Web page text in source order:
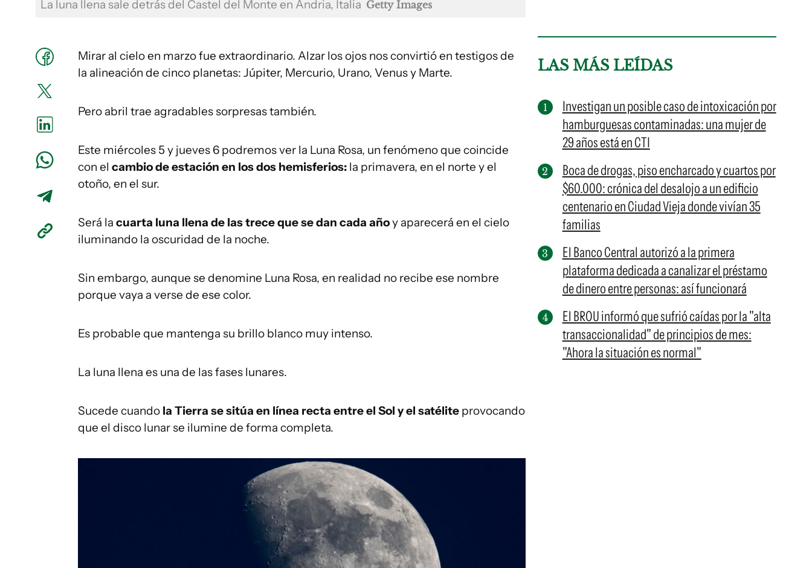
La luna llena sale detrás del Castel del Monte en Andria, Italia Getty Images
Mirar al cielo en marzo fue extraordinario. Alzar los ojos nos convirtió en testigos de
la alineación de cinco planetas: Júpiter, Mercurio, Urano, Venus y Marte.
Pero abril trae agradables sorpresas también.
Este miércoles 5 y jueves 6 podremos ver la Luna Rosa, un fenómeno que coincide
con el cambio de estación en los dos hemisferios: la primavera, en el norte y el
otoño, en el sur.
Será la cuarta luna llena de las trece que se dan cada añoy aparecerá en el cielo
iluminando la oscuridad de la noche.
Sin embargo, aunque se denomine Luna Rosa, en realidad no recibe ese nombre
porque vaya a verse de ese color.
Es probable que mantenga su brillo blanco muy intenso.
La luna llena es una de las fases lunares.
Sucede cuando la Tierra se sitúa en línea recta entre el Sol y el satélite provocando
que el disco lunar se ilumine de forma completa.
LAS MÁS LEÍDAS
Investigan un posible caso de intoxicación por
hamburguesas contaminadas: una mujer de
29 años está en CTI
Boca de drogas, piso encharcado y cuartos por
$60.000: crónica del desalojo a un edificio
centenario en Ciudad Vieja donde vivían 35
familias
El Banco Central autorizó a la primera
plataforma dedicada a canalizar el préstamo
de dinero entre personas: así funcionará
El BROU informó que sufrió caídas por la "alta
transaccionalidad" de principios de mes:
"Ahora la situación es normal"